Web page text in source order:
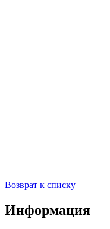
Возврат к списку
Информация